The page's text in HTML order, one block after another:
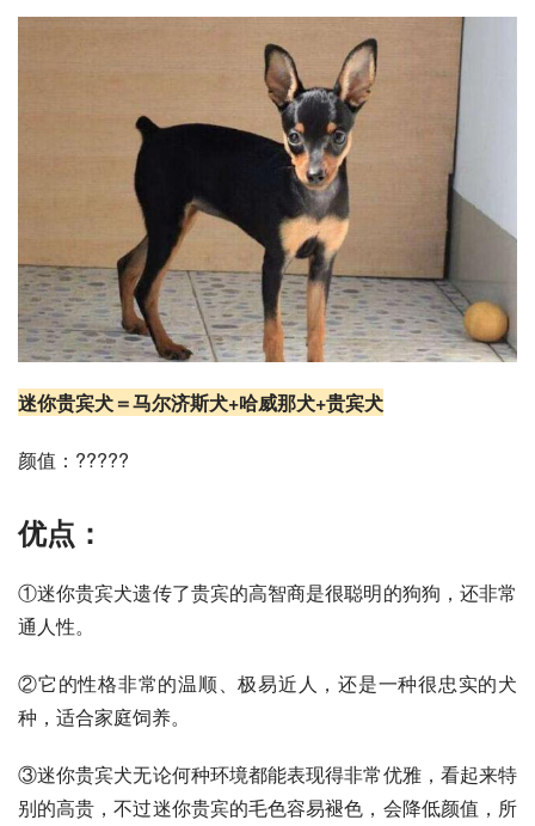
迷你贵宾犬＝马尔济斯犬+哈威那犬+贵宾犬
颜值：?????
优点：
①迷你贵宾犬遗传了贵宾的高智商是很聪明的狗狗，还非常
通人性。
②它的性格非常的温顺、极易近人，还是一种很忠实的犬
种，适合家庭饲养。
③迷你贵宾犬无论何种环境都能表现得非常优雅，看起来特
别的高贵，不过迷你贵宾的毛色容易褪色，会降低颜值，所